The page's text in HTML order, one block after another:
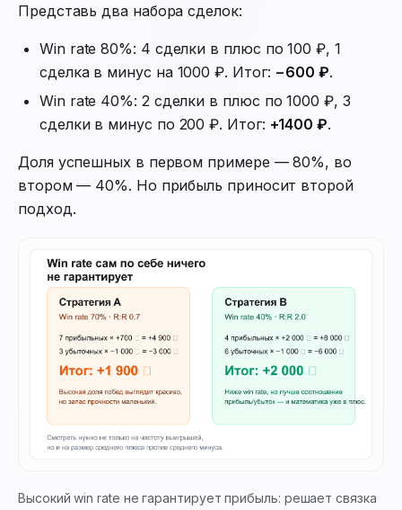
Представь два набора сделок:
Win rate 80%: 4 сделки в плюс по 100 ₽, 1
сделка в минус на 1000 ₽. Итог: −600 ₽.
Win rate 40%: 2 сделки в плюс по 1000 ₽, 3
сделки в минус по 200 ₽. Итог: +1400 ₽.
Доля успешных в первом примере — 80%, во
втором — 40%. Но прибыль приносит второй
подход.
Высокий win rate не гарантирует прибыль: решает связка